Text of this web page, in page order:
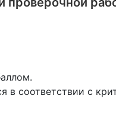
в соответствии с